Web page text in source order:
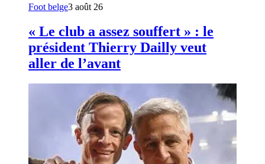
Foot belge3 août 26
« Le club a assez souffert » : le
président Thierry Dailly veut
aller de l’avant